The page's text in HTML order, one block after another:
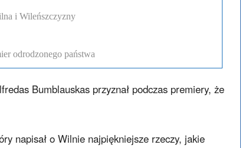
i Wileńszczyzny
odrodzonego państwa
Bumblauskas przyznał podczas premiery, że
napisał o Wilnie najpiękniejsze rzeczy, jakie